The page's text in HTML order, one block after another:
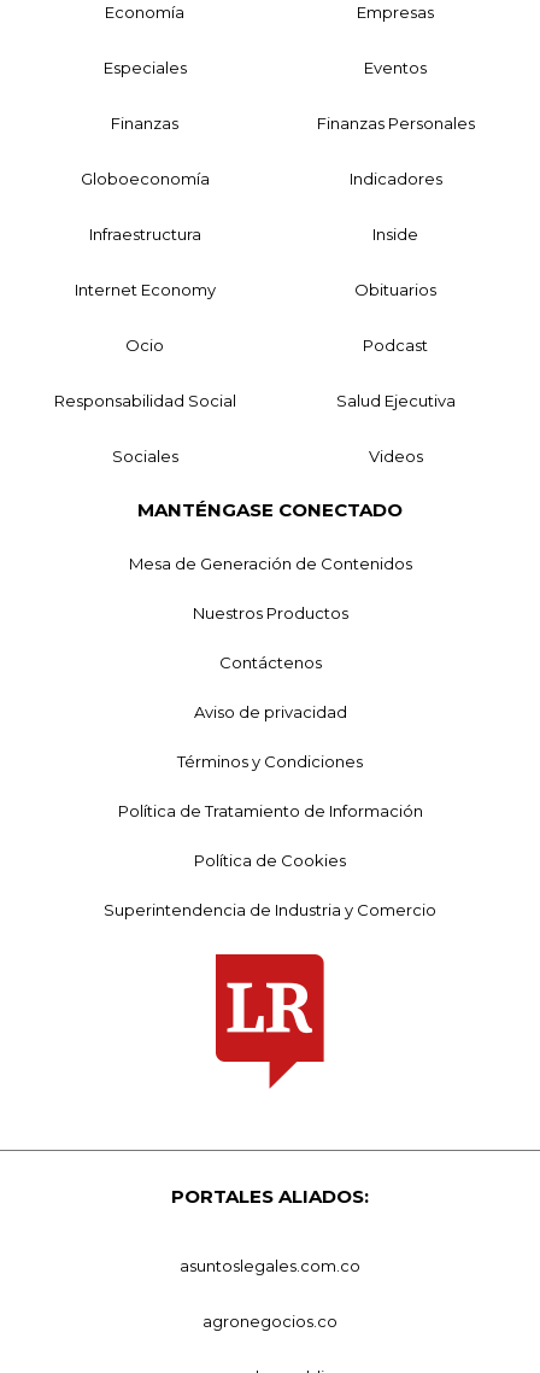
Economía Empresas
Especiales Eventos
Finanzas Finanzas Personales
Globoeconomía Indicadores
Infraestructura Inside
Internet Economy Obituarios
Ocio Podcast
Responsabilidad Social Salud Ejecutiva
Sociales Videos
MANTÉNGASE CONECTADO
Mesa de Generación de Contenidos
Nuestros Productos
Contáctenos
Aviso de privacidad
Términos y Condiciones
Política de Tratamiento de Información
Política de Cookies
Superintendencia de Industria y Comercio
PORTALES ALIADOS:
asuntoslegales.com.co
agronegocios.co